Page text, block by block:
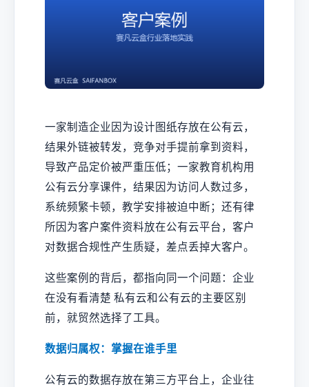
一家制造企业因为设计图纸存放在公有云，
结果外链被转发，竞争对手提前拿到资料，
导致产品定价被严重压低；一家教育机构用
公有云分享课件，结果因为访问人数过多，
系统频繁卡顿，教学安排被迫中断；还有律
所因为客户案件资料放在公有云平台，客户
对数据合规性产生质疑，差点丢掉大客户。
这些案例的背后，都指向同一个问题：企业
在没有看清楚 私有云和公有云的主要区别
前，就贸然选择了工具。
数据归属权：掌握在谁手里
公有云的数据存放在第三方平台上，企业往